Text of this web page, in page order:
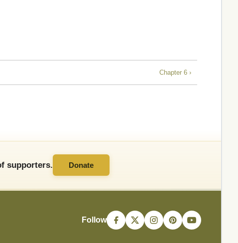
Chapter 6 ›
supporters. Donate
Follow